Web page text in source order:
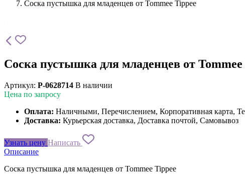
Соска пустышка для младенцев от Tommee Tippee
Соска пустышка для младенцев от Tommee
Артикул: P-0628714 В наличии
Цена по запросу
Оплата: Наличными, Перечислением, Корпоративная карта,
Доставка: Курьерская доставка, Доставка почтой, Самовывоз
Узнать цену Написать
Описание
Соска пустышка для младенцев от Tommee Tippee